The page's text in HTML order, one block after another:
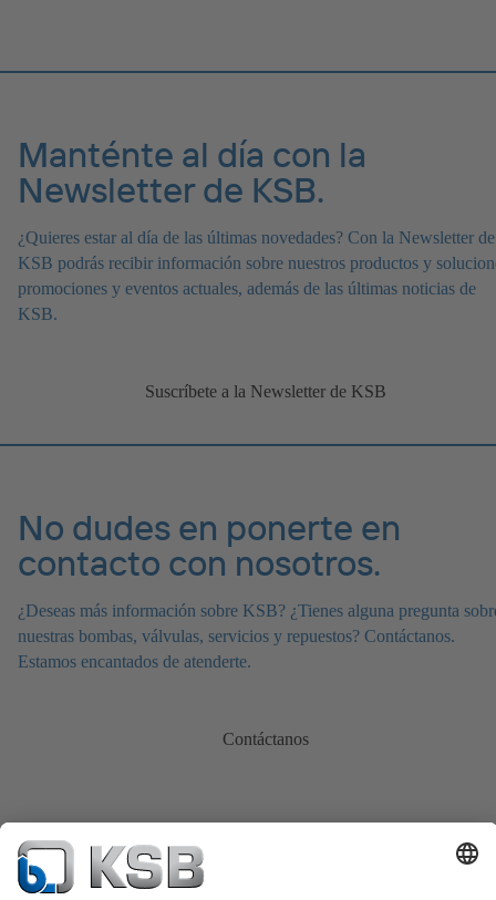
Manténte al día con la
Newsletter de KSB.
¿Quieres estar al día de las últimas novedades? Con la Newsletter de
KSB podrás recibir información sobre nuestros productos y
promociones y eventos actuales, además de las últimas noticias de
KSB.
Suscríbete a la Newsletter de KSB
No dudes en ponerte en
contacto con nosotros.
¿Deseas más información sobre KSB? ¿Tienes alguna pregunta
nuestras bombas, válvulas, servicios y repuestos? Contáctanos.
Estamos encantados de atenderte.
Contáctanos